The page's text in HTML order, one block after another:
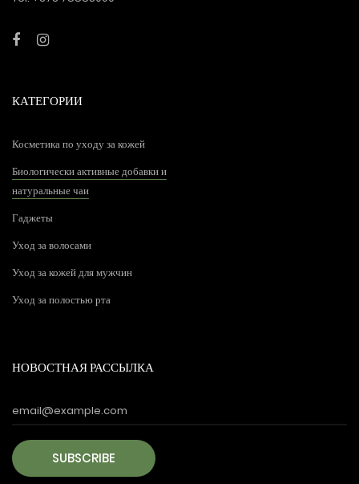
КАТЕГОРИИ
Косметика по уходу за кожей
Биологически активные добавки и
натуральные чаи
Гаджеты
Уход за волосами
Уход за кожей для мужчин
Уход за полостью рта
НОВОСТНАЯ РАССЫЛКА
SUBSCRIBE